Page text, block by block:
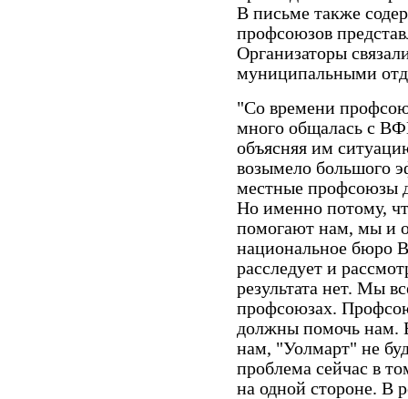
В письме также
профсоюзов
Организаторы
муниципальными
"Со времени
много общалась с
объясняя им
возымело большого
местные профсоюзы
Но именно потому,
помогают нам, мы и
национальное бюро
расследует и
результата нет. Мы
профсоюзах.
должны помочь нам.
нам, "Уолмарт" не
проблема сейчас в
на одной стороне. В